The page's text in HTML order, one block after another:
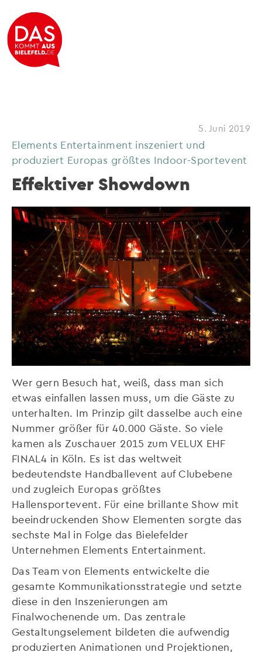
5. Juni 2019
Elements Entertainment inszeniert und
produziert Europas größtes Indoor-Sportevent
Effektiver Showdown
Wer gern Besuch hat, weiß, dass man sich
etwas einfallen lassen muss, um die Gäste zu
unterhalten. Im Prinzip gilt dasselbe auch eine
Nummer größer für 40.000 Gäste. So viele
kamen als Zuschauer 2015 zum VELUX EHF
FINAL4 in Köln. Es ist das weltweit
bedeutendste Handballevent auf Clubebene
und zugleich Europas größtes
Hallensportevent. Für eine brillante Show mit
beeindruckenden Show Elementen sorgte das
sechste Mal in Folge das Bielefelder
Unternehmen Elements Entertainment.
Das Team von Elements entwickelte die
gesamte Kommunikationsstrategie und setzte
diese in den Inszenierungen am
Finalwochenende um. Das zentrale
Gestaltungselement bildeten die aufwendig
produzierten Animationen und Projektionen,